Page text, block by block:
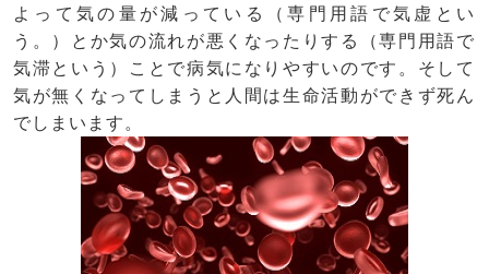
よって気の量が減っている（専門用語で気虚とい
う。）とか気の流れが悪くなったりする（専門用語で
気滞という）ことで病気になりやすいのです。そして
気が無くなってしまうと人間は生命活動ができず死ん
でしまいます。